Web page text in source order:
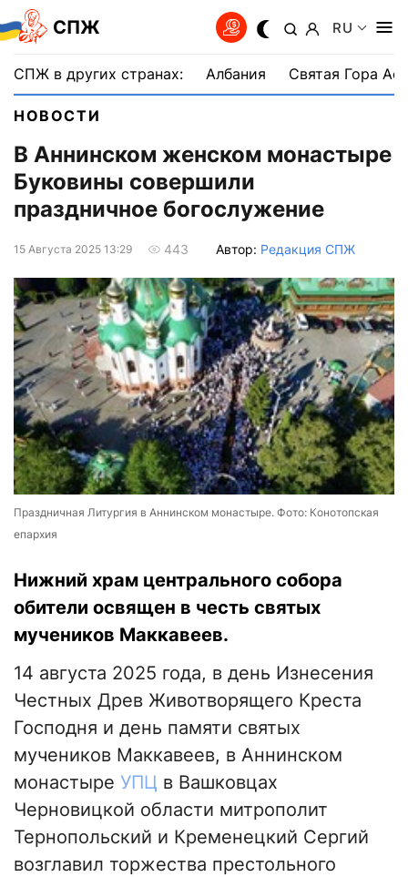
СПЖ RU
СПЖ в других странах: Албания Святая Гора
НОВОСТИ
В Аннинском женском монастыре
Буковины совершили
праздничное богослужение
15 Августа 2025 13:29 443 Автор: Редакция СПЖ
Праздничная Литургия в Аннинском монастыре. Фото: Конотопская
епархия
Нижний храм центрального собора
обители освящен в честь святых
мучеников Маккавеев.
14 августа 2025 года, в день Изнесения
Честных Древ Животворящего Креста
Господня и день памяти святых
мучеников Маккавеев, в Аннинском
монастыре УПЦ в Вашковцах
Черновицкой области митрополит
Тернопольский и Кременецкий Сергий
возглавил торжества престольного